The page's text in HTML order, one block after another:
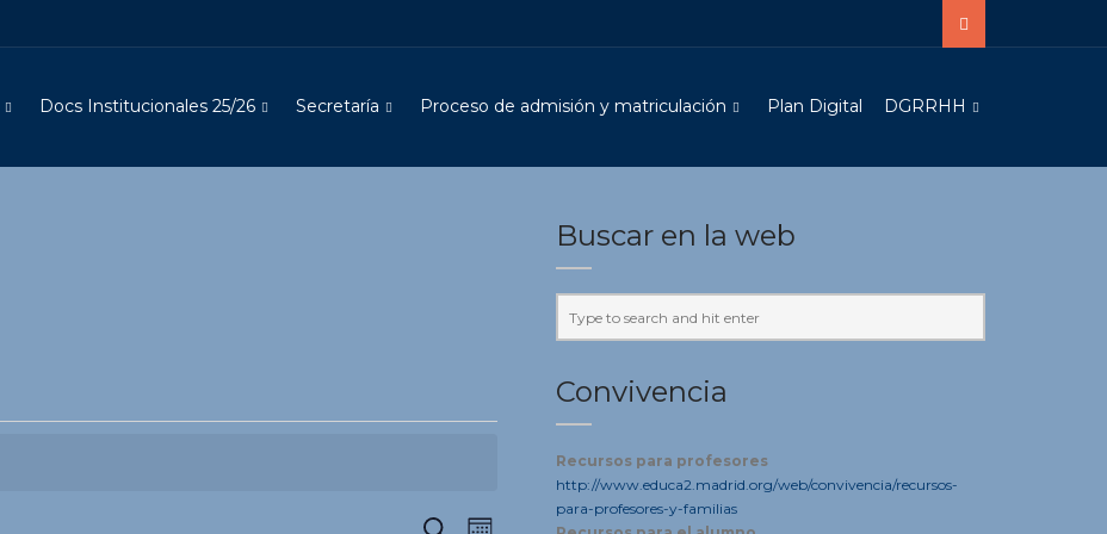
Docs Institucionales 25/26 Secretaría Proceso de admisión y matriculación Plan Digital DGRRHH
Navegación
BuscarNavegación
Buscar en la web
Convivencia
Recursos para profesores
http://www.educa2.madrid.org/web/convivencia/recursos-
para-profesores-y-familias